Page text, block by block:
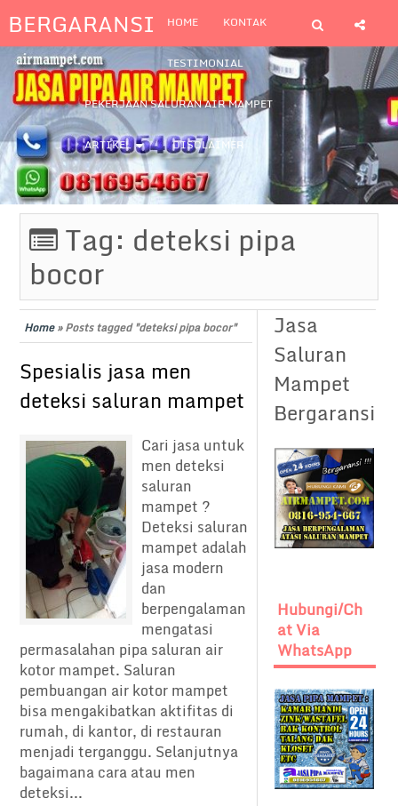
BERGARANSI HOME KONTAK
TESTIMONIAL
PEKERJAAN SALURAN AIR MAMPET
ARTIKEL DISCLAIMER
Tag: deteksi pipa
bocor
Home»Posts tagged "deteksi pipa bocor"
Spesialis jasa men
deteksi saluran mampet
Cari jasa untuk
men deteksi
saluran
mampet ?
Deteksi saluran
mampet adalah
jasa modern
dan
berpengalaman
mengatasi
permasalahan pipa saluran air
kotor mampet. Saluran
pembuangan air kotor mampet
bisa mengakibatkan aktifitas di
rumah, di kantor, di restauran
menjadi terganggu. Selanjutnya
bagaimana cara atau men
deteksi...
Jasa
Saluran
Mampet
Bergaransi
Hubungi/Ch
At Via
WhatsApp